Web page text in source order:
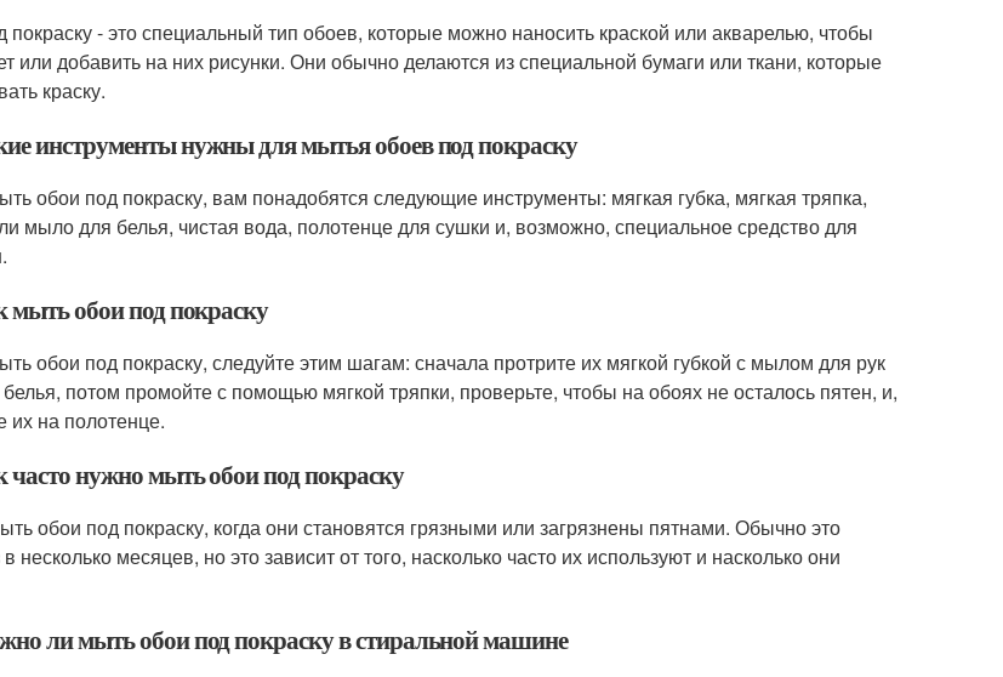
покраску - это специальный тип обоев, которые можно наносить краской или акварелью, чтобы
или добавить на них рисунки. Они обычно делаются из специальной бумаги или ткани, которые
краску.
инструменты нужны для мытья обоев под покраску
обои под покраску, вам понадобятся следующие инструменты: мягкая губка, мягкая тряпка,
мыло для белья, чистая вода, полотенце для сушки и, возможно, специальное средство для
мыть обои под покраску
обои под покраску, следуйте этим шагам: сначала протрите их мягкой губкой с мылом для рук
потом промойте с помощью мягкой тряпки, проверьте, чтобы на обоях не осталось пятен, и,
их на полотенце.
часто нужно мыть обои под покраску
обои под покраску, когда они становятся грязными или загрязнены пятнами. Обычно это
несколько месяцев, но это зависит от того, насколько часто их используют и насколько они
ли мыть обои под покраску в стиральной машине